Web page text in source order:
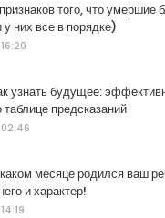
того, что умершие
у них все в порядке)
16:20
узнать будущее:
таблице предсказаний
02:46
месяце родился ваш
и характер!
14:19